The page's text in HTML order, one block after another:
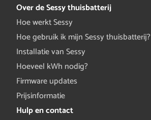
Over de Sessy thuisbatterij
Hoe werkt Sessy
Hoe gebruik ik mijn Sessy thuisbatterij?
Installatie van Sessy
Hoeveel kWh nodig?
Firmware updates
Prijsinformatie
Hulp en contact